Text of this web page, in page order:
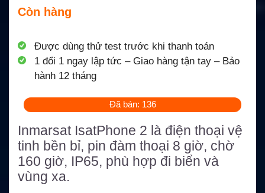
Còn hàng
Được dùng thử test trước khi thanh toán
1 đổi 1 ngay lập tức – Giao hàng tận tay – Bảo
hành 12 tháng
Đã bán: 136
Inmarsat IsatPhone 2 là điện thoại vệ
tinh bền bỉ, pin đàm thoại 8 giờ, chờ
160 giờ, IP65, phù hợp đi biển và
vùng xa.